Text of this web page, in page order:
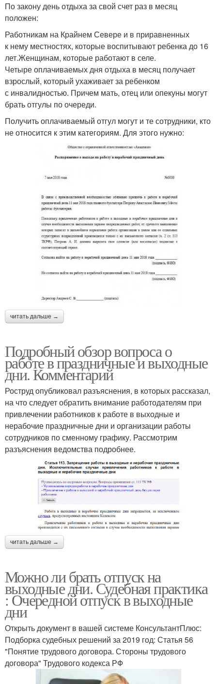
По закону день отдыха за свой счет раз в месяц
положен:
Работникам на Крайнем Севере и в приравненных
к нему местностях, которые воспитывают ребенка до 16
лет.Женщинам, которые работают в селе.
Четыре оплачиваемых дня отдыха в месяц получает
взрослый, который ухаживает за ребенком
с инвалидностью. Причем мать, отец или опекуны могут
брать отгулы по очереди.
Получить оплачиваемый отгул могут и те сотрудники, кто
не относится к этим категориям. Для этого нужно:
читать дальше →
Подробный обзор вопроса о
работе в праздничные и выходные
дни. Комментарий
Роструд опубликовал разъяснения, в которых рассказал,
на что следует обратить внимание работодателям при
привлечении работников к работе в выходные и
нерабочие праздничные дни и организации работы
сотрудников по сменному графику. Рассмотрим
разъяснения ведомства подробнее.
читать дальше →
Можно ли брать отпуск на
выходные дни. Судебная практика
: Очередной отпуск в выходные
дни
Открыть документ в вашей системе КонсультантПлюс:
Подборка судебных решений за 2019 год: Статья 56
"Понятие трудового договора. Стороны трудового
договора" Трудового кодекса РФ